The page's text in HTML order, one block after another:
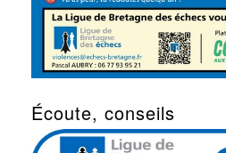
Écoute, conseils